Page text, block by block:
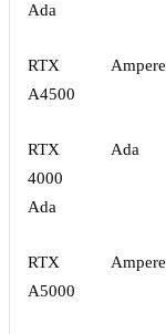
Ada
RTX
A4500
Ampere
RTX
4000
Ada
Ada
RTX
A5000
Ampere